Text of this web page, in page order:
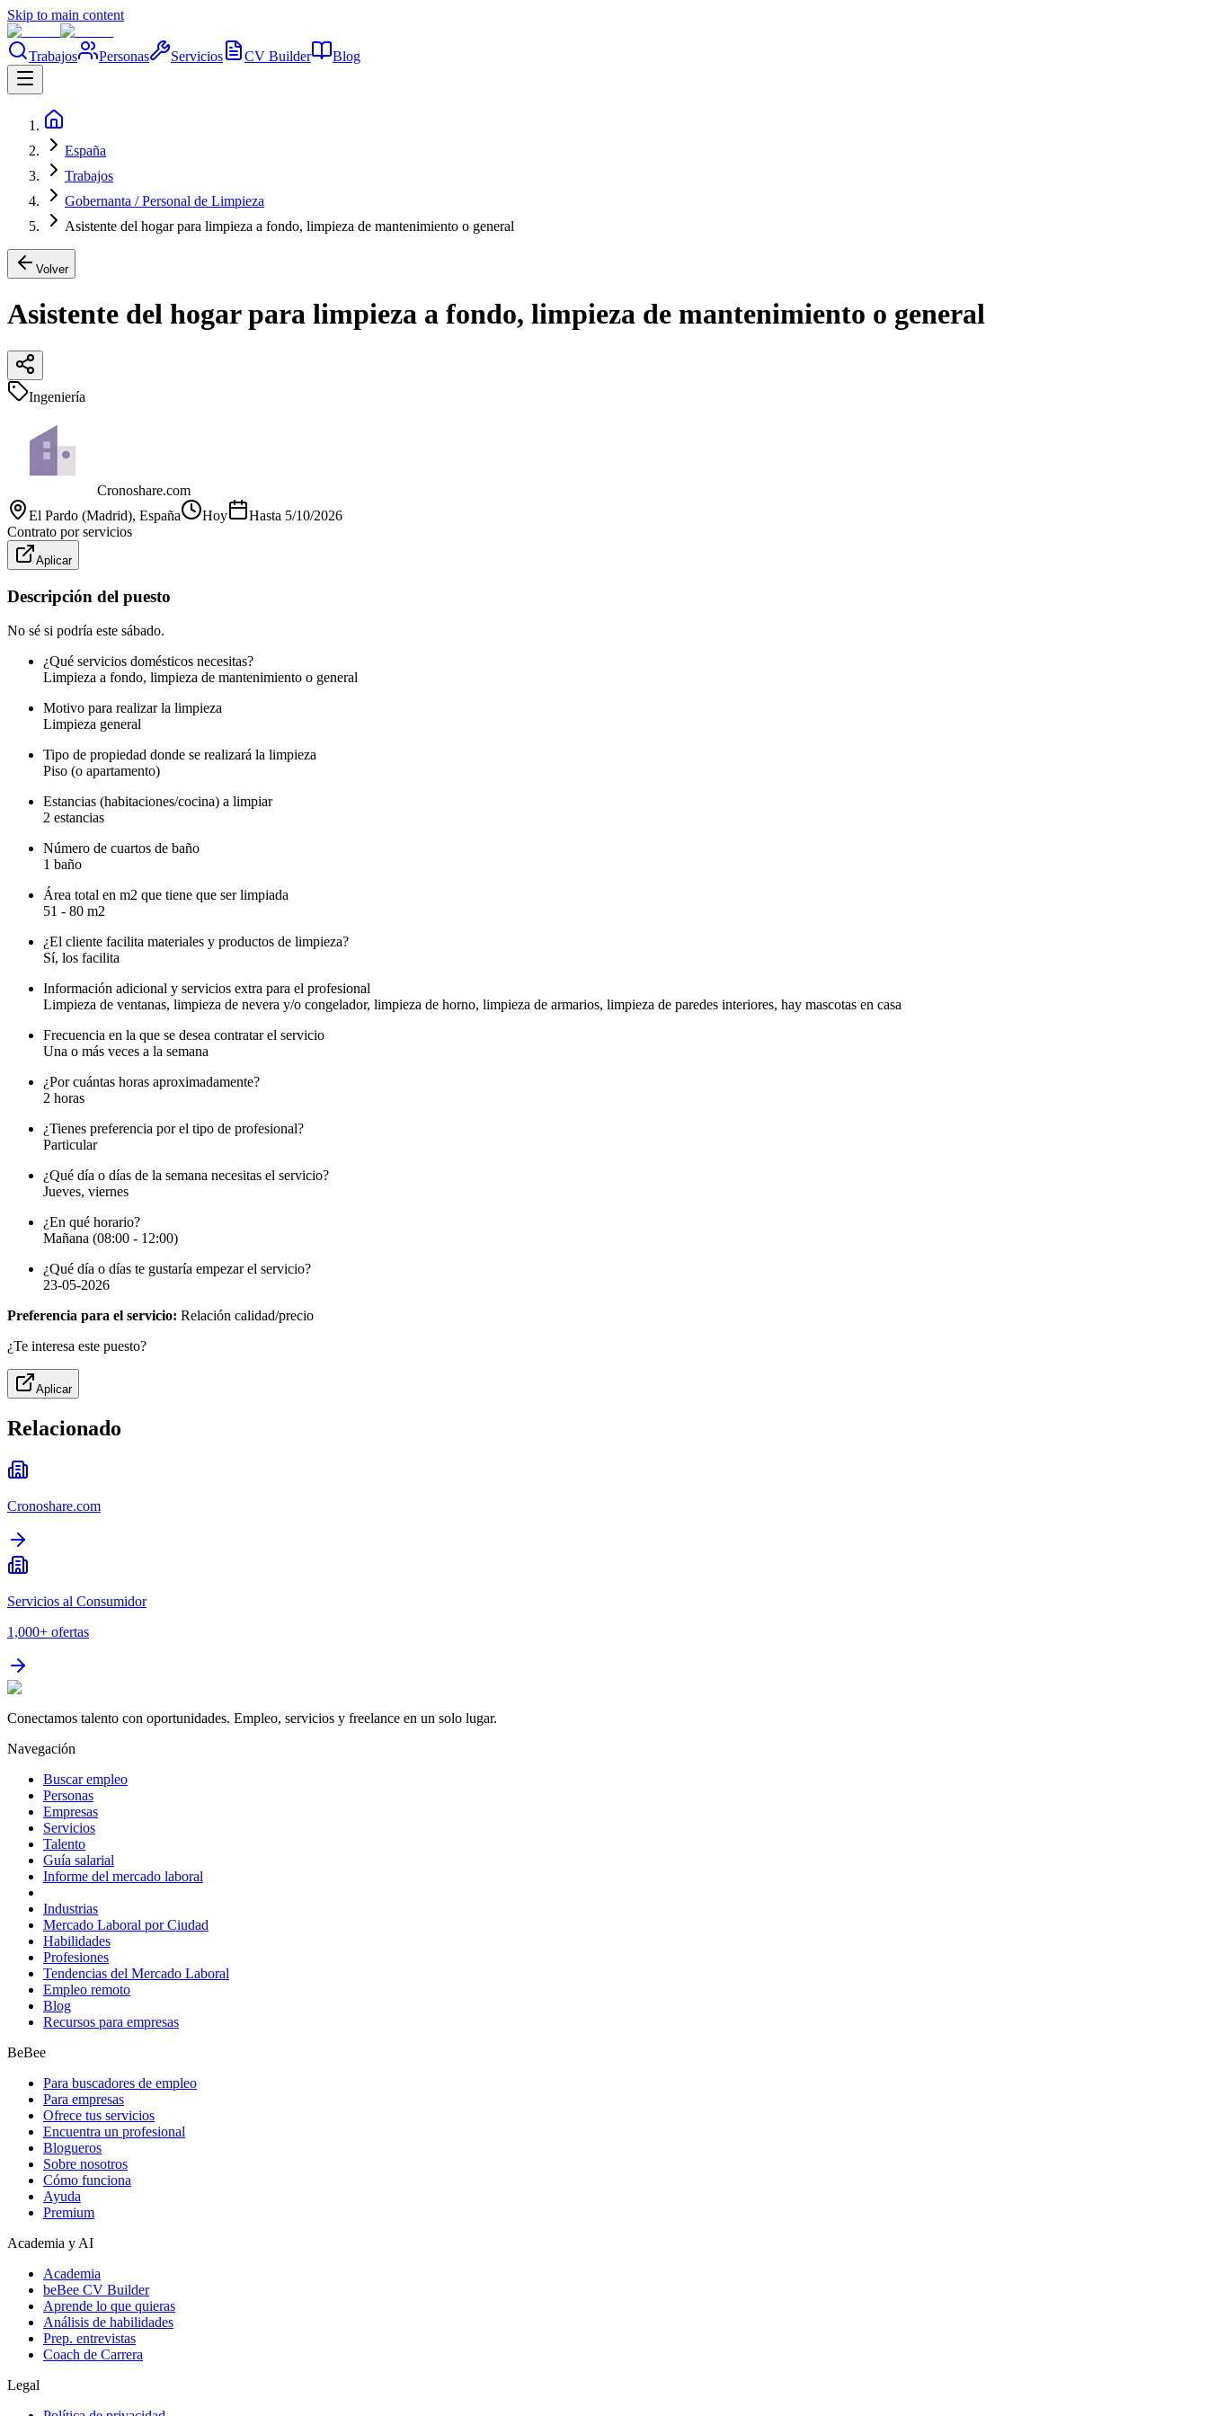
Skip to main content
Trabajos Personas Servicios CV Builder Blog
España
Trabajos
Gobernanta / Personal de Limpieza
Asistente del hogar para limpieza a fondo, limpieza de mantenimiento o general
Volver
Asistente del hogar para limpieza a fondo, limpieza de mantenimiento o general
Ingeniería
Cronoshare.com
El Pardo (Madrid), España Hoy Hasta 5/10/2026
Contrato por servicios
Aplicar
Descripción del puesto
No sé si podría este sábado.
¿Qué servicios domésticos necesitas?
Limpieza a fondo, limpieza de mantenimiento o general
Motivo para realizar la limpieza
Limpieza general
Tipo de propiedad donde se realizará la limpieza
Piso (o apartamento)
Estancias (habitaciones/cocina) a limpiar
2 estancias
Número de cuartos de baño
1 baño
Área total en m2 que tiene que ser limpiada
51 - 80 m2
¿El cliente facilita materiales y productos de limpieza?
Sí, los facilita
Información adicional y servicios extra para el profesional
Limpieza de ventanas, limpieza de nevera y/o congelador, limpieza de horno, limpieza de armarios, limpieza de paredes interiores, hay mascotas en casa
Frecuencia en la que se desea contratar el servicio
Una o más veces a la semana
¿Por cuántas horas aproximadamente?
2 horas
¿Tienes preferencia por el tipo de profesional?
Particular
¿Qué día o días de la semana necesitas el servicio?
Jueves, viernes
¿En qué horario?
Mañana (08:00 - 12:00)
¿Qué día o días te gustaría empezar el servicio?
23-05-2026
Preferencia para el servicio: Relación calidad/precio
¿Te interesa este puesto?
Aplicar
Relacionado
Cronoshare.com
Servicios al Consumidor
1,000+ ofertas
Conectamos talento con oportunidades. Empleo, servicios y freelance en un solo lugar.
Navegación
Buscar empleo
Personas
Empresas
Servicios
Talento
Guía salarial
Informe del mercado laboral
Industrias
Mercado Laboral por Ciudad
Habilidades
Profesiones
Tendencias del Mercado Laboral
Empleo remoto
Blog
Recursos para empresas
BeBee
Para buscadores de empleo
Para empresas
Ofrece tus servicios
Encuentra un profesional
Blogueros
Sobre nosotros
Cómo funciona
Ayuda
Premium
Academia y AI
Academia
beBee CV Builder
Aprende lo que quieras
Análisis de habilidades
Prep. entrevistas
Coach de Carrera
Legal